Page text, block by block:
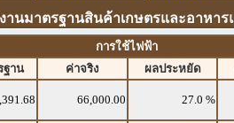
านมาตรฐานสินค้าเกษตรและอาหา
การใช้ไฟฟ้า
ฐาน
ค่าจริง ผลประหยัด
66,000.00 27.0 %